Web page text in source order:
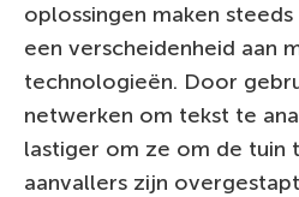
oplossingen maken
een verscheidenheid aan
technologieën. Door
netwerken om tekst te
lastiger om ze om de tuin
aanvallers zijn